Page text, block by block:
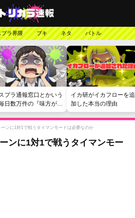
プラ界隈 ブキ ネタ バトル
プラ通報窓口とかいう
日数万件の『味方が弱
』愚痴を読まされる苦
イカ研がイカフローを追
加した本当の理由
ーンに1対1で戦うタイマンモードは必要なのか
ンに1対1で戦うタイマンモー